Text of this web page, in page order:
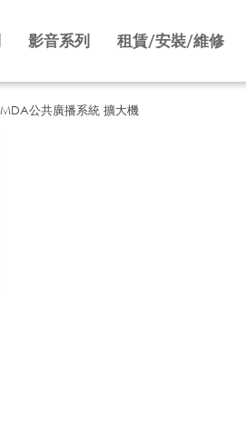
影音系列 租賃/安裝/維修
MDA公共廣播系統 擴大機